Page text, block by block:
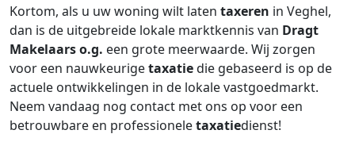
Kortom, als u uw woning wilt laten taxeren in Veghel,
dan is de uitgebreide lokale marktkennis van Dragt
Makelaars o.g. een grote meerwaarde. Wij zorgen
voor een nauwkeurigetaxatiedie gebaseerd is op de
actuele ontwikkelingen in de lokale vastgoedmarkt.
Neem vandaag nog contact met ons op voor een
betrouwbare en professioneletaxatiedienst!